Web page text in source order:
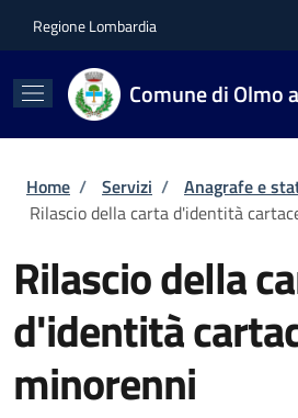
Regione Lombardia
Comune di Olmo
Briciole di pane
Home / Servizi / Anagrafe e
Rilascio della carta d'identità
Rilascio della
d'identità
minorenni